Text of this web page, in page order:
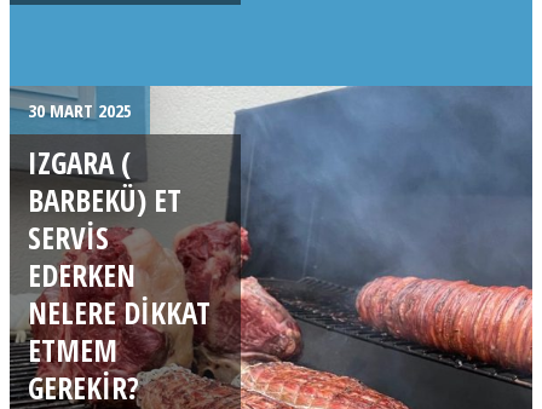
30 MART 2025
IZGARA (
BARBEKÜ) ET
SERVIS
EDERKEN
NELERE DIKKAT
ETMEM
GEREKIR?